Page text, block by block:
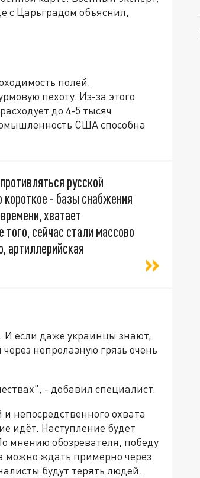
с Царьградом объяснил,
полей.
пехоту. Из-за этого
до 4-5 тысяч
США способна
русской
короткое - базы снабжения
хватает
сейчас стали массово
артиллерийская
если даже украинцы знают,
непролазную грязь очень
- добавил специалист.
непосредственного охвата
идёт. Наступление будет
мнению обозревателя, победу
можно ждать примерно через
будут терять людей.